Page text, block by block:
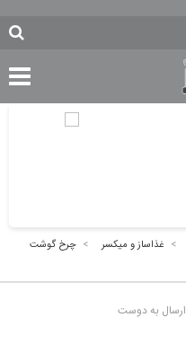
> غذاساز و میکسر > چرخ گوشت
ارسال به دوست